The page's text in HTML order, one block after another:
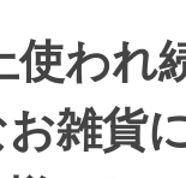
使われ
雑貨